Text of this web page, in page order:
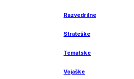
Razvedrilne
Strateške
Tematske
Vojaške